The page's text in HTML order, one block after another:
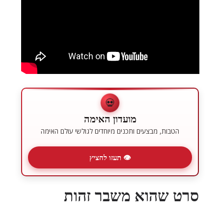
💀
מועדון האימה
הטבות, מבצעים ותכנים מיוחדים לגולשי עולם האימה
👁 תעזו להציץ
סרט שהוא משבר זהות